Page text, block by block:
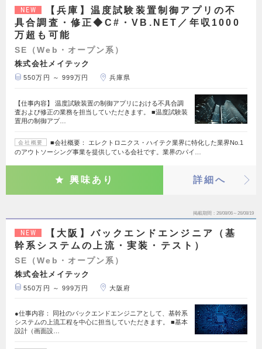
NEW
【兵庫】温度試験装置制御アプリの不
具合調査・修正◆C#・VB.NET／年収1000
万超も可能
SE（Web・オープン系）
株式会社メイテック
550万円 ～ 999万円 兵庫県
【仕事内容】 温度試験装置の制御アプリにおける不具合調
査および修正の業務を担当していただきます。 ■温度試験装
置用の制御アプ…
会社概要
■会社概要： エレクトロニクス・ハイテク業界に特化した業界No.1
のアウトソーシング事業を提供している会社です。業界のパイ…
興味あり 詳細へ
掲載期間 26/08/06～26/08/19
NEW
【大阪】バックエンドエンジニア（基
幹系システムの上流・実装・テスト）
SE（Web・オープン系）
株式会社メイテック
550万円 ～ 999万円 大阪府
●仕事内容： 同社のバックエンドエンジニアとして、基幹系
システムの上流工程を中心に担当していただきます。 ■基本
設計（画面設…